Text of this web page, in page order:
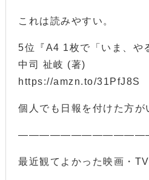
これは読みやすい。
5位『A4 1枚で「いま、や
中司 祉岐 (著)
https://amzn.to/31PfJ8S
個人でも日報を付けた方が
最近観てよかった映画・